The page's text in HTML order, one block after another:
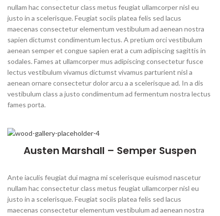
nullam hac consectetur class metus feugiat ullamcorper nisl eu
justo in a scelerisque. Feugiat sociis platea felis sed lacus
maecenas consectetur elementum vestibulum ad aenean nostra
sapien dictumst condimentum lectus. A pretium orci vestibulum
aenean semper et congue sapien erat a cum adipiscing sagittis in
sodales. Fames at ullamcorper mus adipiscing consectetur fusce
lectus vestibulum vivamus dictumst vivamus parturient nisl a
aenean ornare consectetur dolor arcu a a scelerisque ad. In a dis
vestibulum class a justo condimentum ad fermentum nostra lectus
fames porta.
Austen Marshall – Semper Suspen
Ante iaculis feugiat dui magna mi scelerisque euismod nascetur
nullam hac consectetur class metus feugiat ullamcorper nisl eu
justo in a scelerisque. Feugiat sociis platea felis sed lacus
maecenas consectetur elementum vestibulum ad aenean nostra